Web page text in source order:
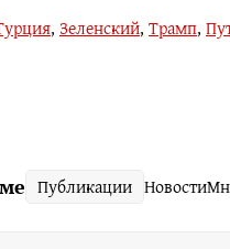
, Зеленский, Трамп,
Публикации Новости